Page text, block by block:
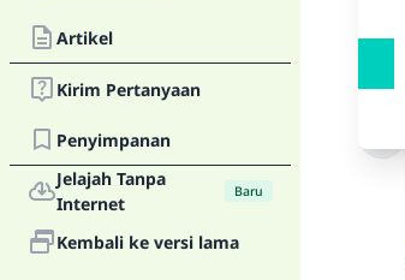
Artikel
Kirim Pertanyaan
Penyimpanan
Jelajah Tanpa
Internet
Baru
Kembali ke versi lama